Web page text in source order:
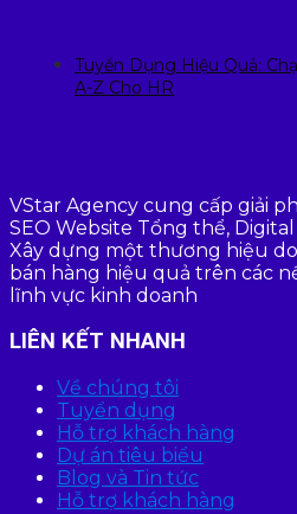
Tuyển Dụng Hiệu Quả:
A-Z Cho HR
VStar Agency cung cấp giải
SEO Website Tổng thể,
Xây dựng một thương hiệu
bán hàng hiệu quả trên các
lĩnh vực kinh doanh
LIÊN KẾT NHANH
Về chúng tôi
Tuyển dụng
Hỗ trợ khách hàng
Dự án tiêu biểu
Blog và Tin tức
Hỗ trợ khách hàng